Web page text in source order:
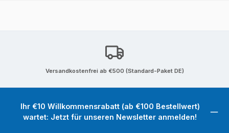
Versandkostenfrei ab €500 (Standard-Paket DE)
Ihr €10 Willkommensrabatt (ab €100 Bestellwert)
wartet: Jetzt für unseren Newsletter anmelden!